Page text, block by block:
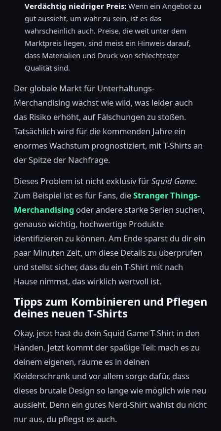
Verdächtig niedriger Preis: Wenn ein Angebot zu
gut aussieht, um wahr zu sein, ist es das
wahrscheinlich auch. Preise, die weit unter dem
Marktpreis liegen, sind meist ein Hinweis darauf,
dass Materialien und Druck von schlechtester
Qualität sind.
Der globale Markt für Unterhaltungs-
Merchandising wächst wie wild, was leider auch
das Risiko erhöht, auf Fälschungen zu stoßen.
Tatsächlich wird für die kommenden Jahre ein
enormes Wachstum prognostiziert, mit T-Shirts an
der Spitze der Nachfrage.
Dieses Problem ist nicht exklusiv fürSquid Game.
Zum Beispiel ist es für Fans, dieStranger Things-
Merchandising oder andere starke Serien suchen,
genauso wichtig, hochwertige Produkte
identifizieren zu können. Am Ende sparst du dir ein
paar Minuten Zeit, um diese Details zu überprüfen
und stellst sicher, dass du ein T-Shirt mit nach
Hause nimmst, das wirklich wertvoll ist.
Tipps zum Kombinieren und Pflegen
deines neuen T-Shirts
Okay, jetzt hast du dein Squid Game T-Shirt in den
Händen. Jetzt kommt der spaßige Teil: mach es zu
deinem eigenen, räume es in deinen
Kleiderschrank und vor allem sorge dafür, dass
dieses brutale Design so lange wie möglich wie neu
aussieht. Denn ein gutes Nerd-Shirt wählst du nicht
nur aus, du pflegst es auch.